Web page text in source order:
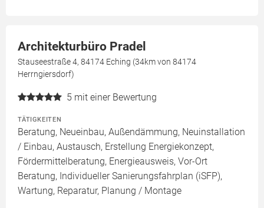
Architekturbüro Pradel
Stauseestraße 4, 84174 Eching (34km von 84174
Herrngiersdorf)
5 mit einer Bewertung
TÄTIGKEITEN
Beratung, Neueinbau, Außendämmung, Neuinstallation
/ Einbau, Austausch, Erstellung Energiekonzept,
Fördermittelberatung, Energieausweis, Vor-Ort
Beratung, Individueller Sanierungsfahrplan (iSFP),
Wartung, Reparatur, Planung / Montage